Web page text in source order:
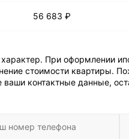
56 683 ₽
характер. При оформлении
стоимости квартиры.
контактные данные,